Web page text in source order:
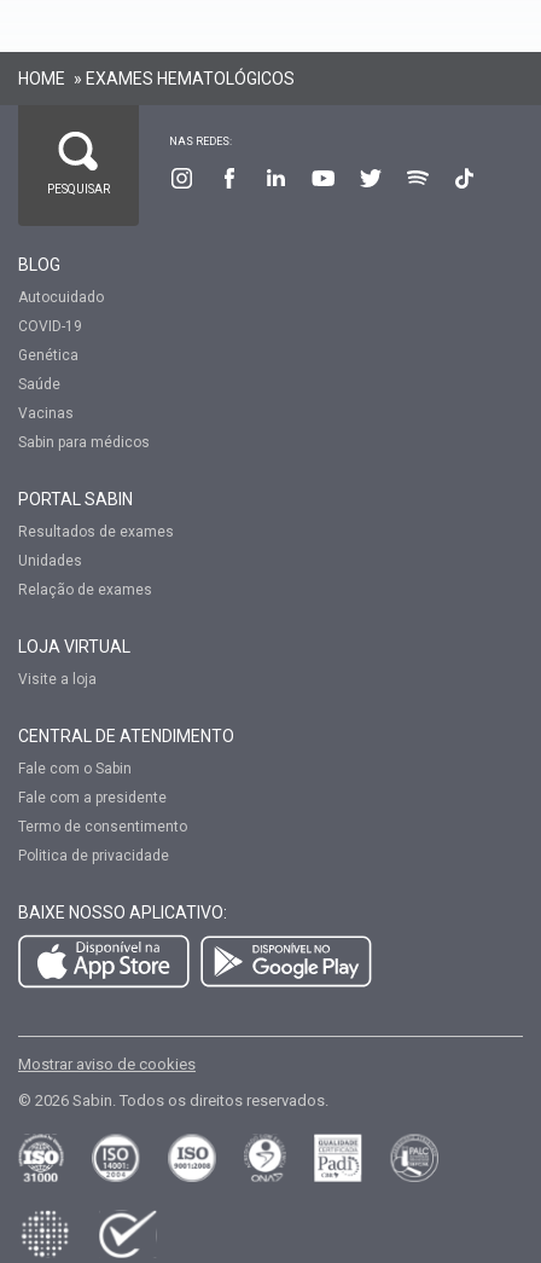
HOME » EXAMES HEMATOLÓGICOS
NAS REDES:
BLOG
Autocuidado
COVID-19
Genética
Saúde
Vacinas
Sabin para médicos
PORTAL SABIN
Resultados de exames
Unidades
Relação de exames
LOJA VIRTUAL
Visite a loja
CENTRAL DE ATENDIMENTO
Fale com o Sabin
Fale com a presidente
Termo de consentimento
Politica de privacidade
BAIXE NOSSO APLICATIVO:
Mostrar aviso de cookies
© 2026 Sabin. Todos os direitos reservados.